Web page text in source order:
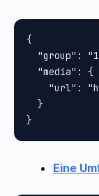
{
"group":
  "media": {
"url":
  }
Eine